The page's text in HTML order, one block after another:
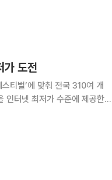
가 도전
티벌’에 맞춰 전국 310여 개
인터넷 최저가 수준에 제공한